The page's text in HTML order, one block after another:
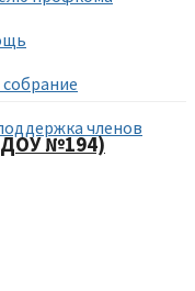
членов
№194)